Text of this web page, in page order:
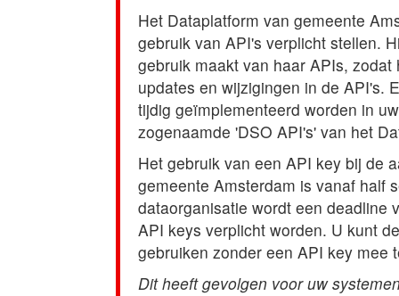
Het Dataplatform van gemeente
gebruik van API's verplicht stellen.
gebruik maakt van haar APIs,
updates en wijzigingen in de API's.
tijdig geïmplementeerd worden in
zogenaamde 'DSO API's' van het
Het gebruik van een API key bij de
gemeente Amsterdam is vanaf half
dataorganisatie wordt een deadline
API keys verplicht worden. U kunt
gebruiken zonder een API key mee
Dit heeft gevolgen voor uw